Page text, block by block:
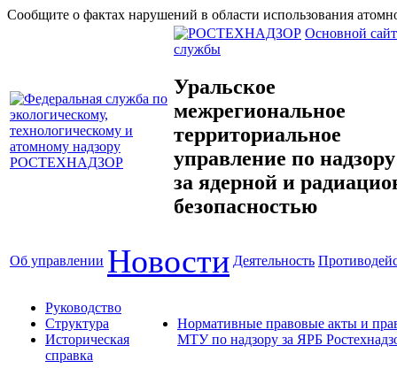
Сообщите о фактах нарушений в области использования
Основной сайт
службы
Уральское
межрегиональное
территориальное
управление по надзору
за ядерной и
безопасностью
Об управлении Новости Деятельность
Руководство
Структура
Историческая
справка
Нормативные правовые акты и
МТУ по надзору за ЯРБ